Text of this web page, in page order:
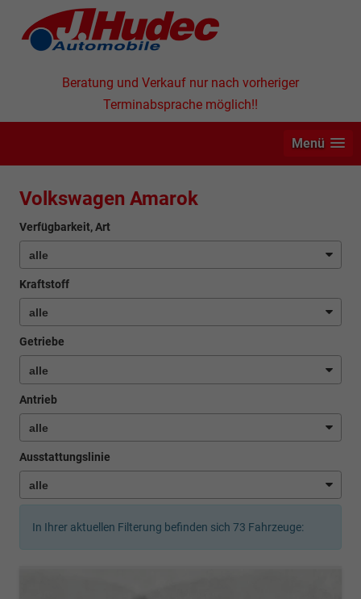
Beratung und Verkauf nur nach vorheriger
Terminabsprache möglich!!
Menü
Volkswagen Amarok
Verfügbarkeit, Art
Kraftstoff
Getriebe
Antrieb
Ausstattungslinie
In Ihrer aktuellen Filterung befinden sich 73 Fahrzeuge: